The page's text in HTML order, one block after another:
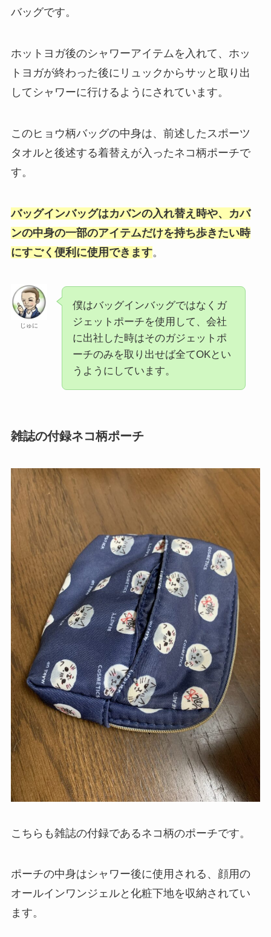
バッグです。
ホットヨガ後のシャワーアイテムを入れて、ホッ
トヨガが終わった後にリュックからサッと取り出
してシャワーに行けるようにされています。
このヒョウ柄バッグの中身は、前述したスポーツ
タオルと後述する着替えが入ったネコ柄ポーチで
す。
バッグインバッグはカバンの入れ替え時や、カバ
ンの中身の一部のアイテムだけを持ち歩きたい時
にすごく便利 に使用できます。
じゅに
僕はバッグインバッグではなくガ
ジェットポーチを使用して、会社
に出社した時はそのガジェットポ
ーチのみを取り出せば全てOKとい
うようにしています。
雑誌の付録ネコ柄ポーチ
こちらも雑誌の付録であるネコ柄のポーチです。
ポーチの中身はシャワー後に使用される、顔用の
オールインワンジェルと化粧下地を収納されてい
ます。